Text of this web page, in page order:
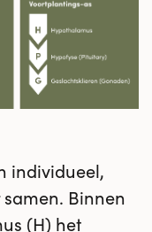
individueel,
Binnen
(H) het